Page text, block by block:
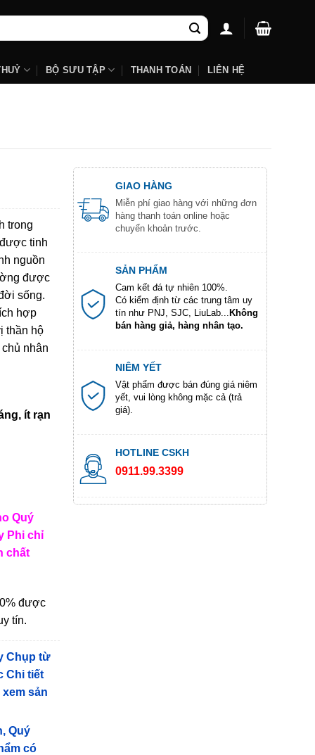
BỘ SƯU TẬP THANH TOÁN LIÊN HỆ
trong
tinh
nguồn
được
sống.
hợp
thần hộ
nhân
ít rạn
Quý
Phi chỉ
chất
được
tín.
Chụp từ
Chi tiết
sản
Quý
có
GIAO HÀNG
Miễn phí giao hàng với những đơn
hàng thanh toán online hoặc
chuyển khoản trước.
SẢN PHẨM
Cam kết đá tự nhiên 100%.
Có kiểm định từ các trung tâm uy
tín như PNJ, SJC, LiuLab...
Không
bán hàng giả, hàng nhân tạo.
NIÊM YẾT
Vật phẩm được bán đúng giá niêm
yết, vui lòng không mặc cả (trả
giá).
HOTLINE CSKH
0911.99.3399